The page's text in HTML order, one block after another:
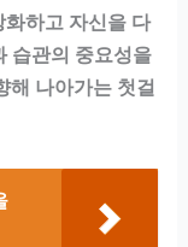
하고 자신을 다
습관의 중요성을
해 나아가는 첫걸